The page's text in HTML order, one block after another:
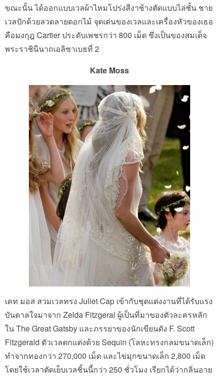
ขณะนั้น ได้ออกแบบเวลผ้าไหมโปร่งสีงาช้างตัดแบบไล่ชั้น ชาย
เวลปักด้วยลวดลายดอกไม้ จุดเด่นของเวลและเครื่องหัวของเธอ
คือมงกุฎ Cartier ประดับเพชรกว่า 800 เม็ด ซึ่งเป็นของสมเด็จ
พระราชินีนาถเอลิซาเบธที่ 2
Kate Moss
เคท มอส สวมเวลทรง Juliet Cap เข้ากับชุดแต่งงานที่ได้รับแรง
บันดาลใจมาจาก Zelda Fitzgeral ผู้เป็นที่มาของตัวละครหลัก
ใน The Great Gatsby และภรรยาของนักเขียนดัง F. Scott
Fitzgerald ตัวเวลตกแต่งด้วย Sequin (โลหะทรงกลมขนาดเล็ก)
ทำจากทองกว่า 270,000 เม็ด และไข่มุกขนาดเล็ก 2,800 เม็ด
โดยใช้เวลาตัดเย็บเวลชิ้นนี้กว่า 250 ชั่วโมง เรียกได้ว่ากลิ่นอาย